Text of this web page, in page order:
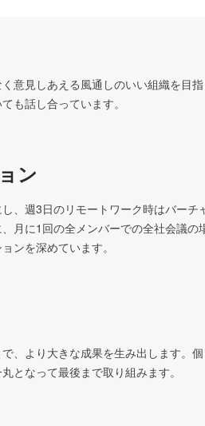
意見しあえる風通しのいい組織を目
も話し合っています。
ン
、週3日のリモートワーク時はバーチ
月に1回の全メンバーでの全社会議の
ンを深めています。
、より大きな成果を生み出します。
となって最後まで取り組みます。